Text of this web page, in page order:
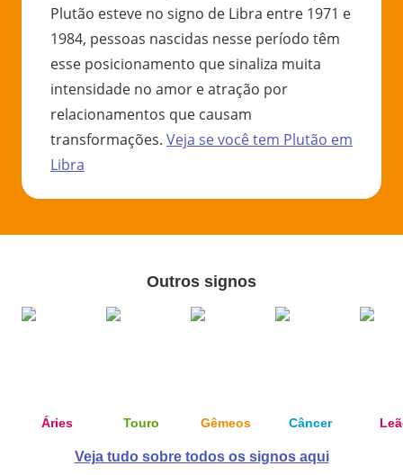
Plutão esteve no signo de Libra entre 1971 e
1984, pessoas nascidas nesse período têm
esse posicionamento que sinaliza muita
intensidade no amor e atração por
relacionamentos que causam
transformações. Veja se você tem Plutão em
Libra
Outros signos
Áries Touro Gêmeos Câncer
Veja tudo sobre todos os signos aqui